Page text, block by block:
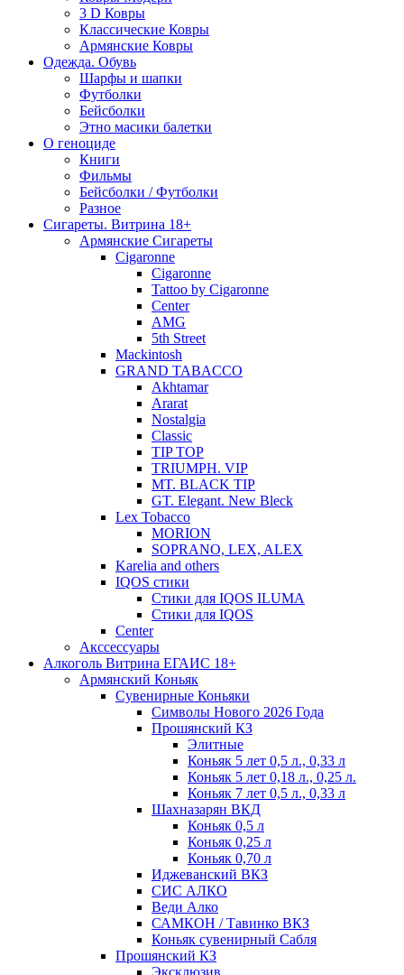
3 D Ковры
Классические Ковры
Армянские Ковры
Одежда. Обувь
Шарфы и шапки
Футболки
Бейсболки
Этно масики балетки
О геноциде
Книги
Фильмы
Бейсболки / Футболки
Разное
Сигареты. Витрина 18+
Армянские Сигареты
Cigaronne
Cigaronne
Tattoo by Cigaronne
Center
AMG
5th Street
Mackintosh
GRAND TABACCO
Akhtamar
Ararat
Nostalgia
Classic
TIP TOP
TRIUMPH. VIP
MT. BLACK TIP
GT. Elegant. New Bleck
Lex Tobacco
MORION
SOPRANO, LEX, ALEX
Karelia and others
IQOS стики
Стики для IQOS ILUMA
Стики для IQOS
Сenter
Акссессуары
Алкоголь Витрина ЕГАИС 18+
Армянский Коньяк
Сувенирные Коньяки
Символы Нового 2026 Года
Прошянский КЗ
Элитные
Коньяк 5 лет 0,5 л., 0,33 л
Коньяк 5 лет 0,18 л., 0,25 л.
Коньяк 7 лет 0,5 л., 0,33 л
Шахназарян ВКД
Коньяк 0,5 л
Коньяк 0,25 л
Коньяк 0,70 л
Иджеванский ВКЗ
СИС АЛКО
Веди Алко
САМКОН / Тавинко ВКЗ
Коньяк сувенирный Сабля
Прошянский КЗ
Эксклюзив